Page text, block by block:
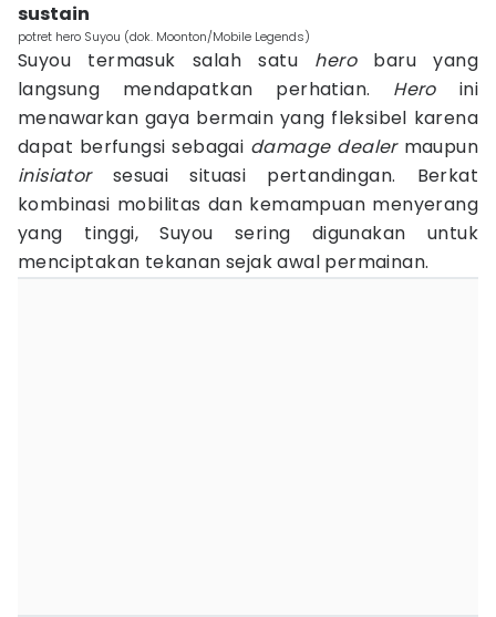
sustain
potret hero Suyou (dok. Moonton/Mobile Legends)
Suyou termasuk salah satu hero baru yang
langsung mendapatkan perhatian. Hero ini
menawarkan gaya bermain yang fleksibel karena
dapat berfungsi sebagai damage dealer maupun
inisiator sesuai situasi pertandingan. Berkat
kombinasi mobilitas dan kemampuan menyerang
yang tinggi, Suyou sering digunakan untuk
menciptakan tekanan sejak awal permainan.